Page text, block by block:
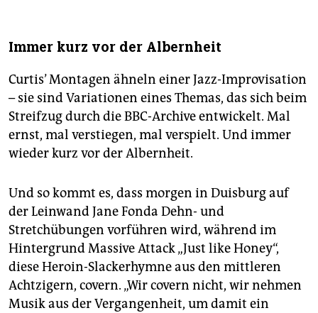
Immer kurz vor der Albernheit
Curtis’ Montagen ähneln einer Jazz-Improvisation
– sie sind Variationen eines Themas, das sich beim
Streifzug durch die BBC-Archive entwickelt. Mal
ernst, mal verstiegen, mal verspielt. Und immer
wieder kurz vor der Albernheit.
Und so kommt es, dass morgen in Duisburg auf
der Leinwand Jane Fonda Dehn- und
Stretchübungen vorführen wird, während im
Hintergrund Massive Attack „Just like Honey“,
diese Heroin-Slackerhymne aus den mittleren
Achtzigern, covern. „Wir covern nicht, wir nehmen
Musik aus der Vergangenheit, um damit ein